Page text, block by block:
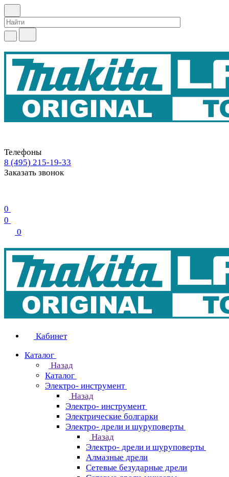
Телефоны
8 (495) 215-19-33
Заказать звонок
0
0
0
Кабинет
Каталог
Назад
Каталог
Электро- инструмент
Назад
Электро- инструмент
Электрические болгарки
Электро- дрели и шуруповерты
Назад
Электро- дрели и шуруповерты
Алмазные дрели
Сетевые безударные дрели